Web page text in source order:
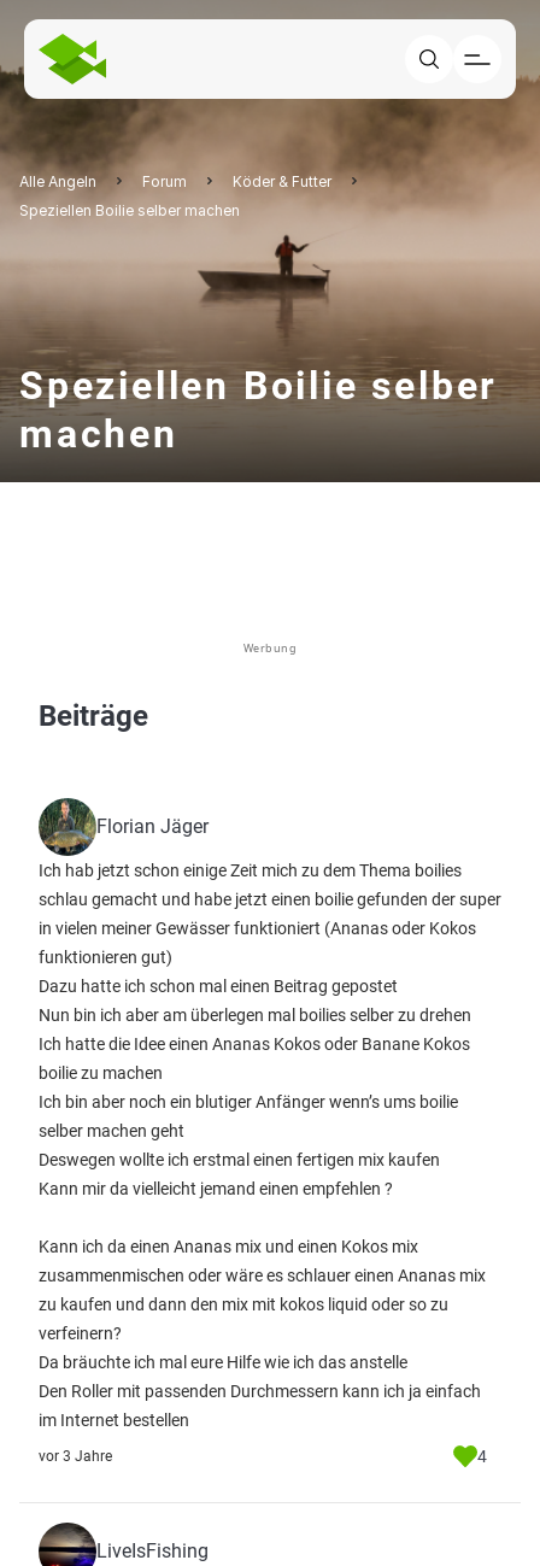
Alle Angeln Forum
Köder & Futter
Speziellen Boilie selber machen
Speziellen Boilie selber
machen
Werbung
Beiträge
Florian Jäger
Ich hab jetzt schon einige Zeit mich zu dem Thema boilies
schlau gemacht und habe jetzt einen boilie gefunden der super
in vielen meiner Gewässer funktioniert (Ananas oder Kokos
funktionieren gut)
Dazu hatte ich schon mal einen Beitrag gepostet
Nun bin ich aber am überlegen mal boilies selber zu drehen
Ich hatte die Idee einen Ananas Kokos oder Banane Kokos
boilie zu machen
Ich bin aber noch ein blutiger Anfänger wenn’s ums boilie
selber machen geht
Deswegen wollte ich erstmal einen fertigen mix kaufen
Kann mir da vielleicht jemand einen empfehlen ?
Kann ich da einen Ananas mix und einen Kokos mix
zusammenmischen oder wäre es schlauer einen Ananas mix
zu kaufen und dann den mix mit kokos liquid oder so zu
verfeinern?
Da bräuchte ich mal eure Hilfe wie ich das anstelle
Den Roller mit passenden Durchmessern kann ich ja einfach
im Internet bestellen
vor 3 Jahre 4
LiveIsFishing